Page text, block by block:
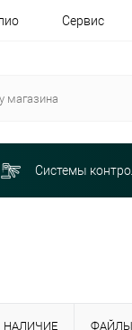
Сервис
Системы
НАЛИЧИЕ ФАЙЛЫ